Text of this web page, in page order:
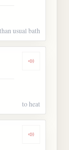
usual bath
Dengarkan
to heat
Dengarkan